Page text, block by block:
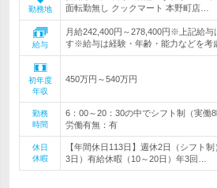
勤務地
面転勤無し クックマート 本野町店…
給与
月給242,400円～278,400円※上記給
す※給与は経験・年齢・能力などを考
初年度
年収
450万円～540万円
勤務
時間
6：00～20：30の中でシフト制（実働
労働有無：有
休日
休暇
【年間休日113日】週休2日（シフト
3日）有給休暇（10～20日）年3回…